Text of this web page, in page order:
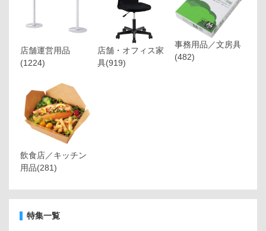
店舗運営用品
(1224)
店舗・オフィス家
具(919)
事務用品／文房具
(482)
飲食店／キッチン
用品(281)
特集一覧